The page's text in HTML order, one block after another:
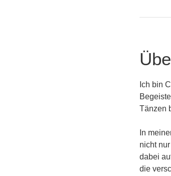
Ich bin
Tänzen
In
nicht
dabei
die